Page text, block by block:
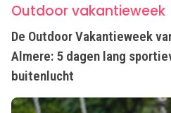
Outdoor vakantieweek
De Outdoor Vakantieweek
Almere: 5 dagen lang
buitenlucht